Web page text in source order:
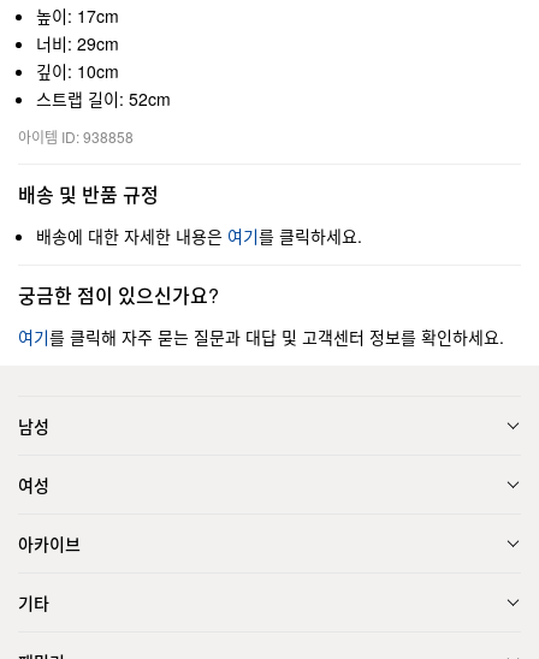
높이: 17cm
너비: 29cm
깊이: 10cm
스트랩 길이: 52cm
아이템 ID: 938858
배송 및 반품 규정
배송에 대한 자세한 내용은 여기를 클릭하세요.
궁금한 점이 있으신가요?
여기를 클릭해 자주 묻는 질문과 대답 및 고객센터 정보를 확인하세요.
남성
여성
아카이브
기타